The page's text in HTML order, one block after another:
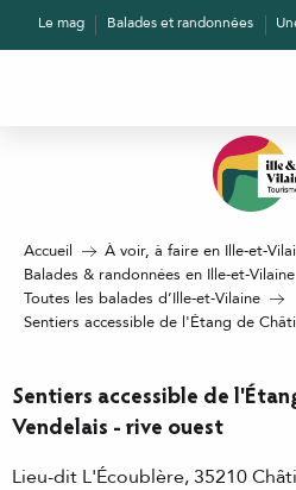
AllerLe mag Balades et randonnées
Accueil
À voir, à faire en Ille-et-
Balades & randonnées en Ille-et-Vilaine
Toutes les balades d’Ille-et-Vilaine
Sentiers accessible de l'Étang de
Sentiers accessible de
Vendelais - rive ouest
Lieu-dit L'Écoublère, 35210